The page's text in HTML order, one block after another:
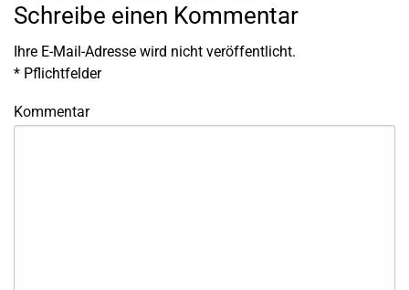
Schreibe einen Kommentar
Ihre E-Mail-Adresse wird nicht veröffentlicht.
* Pflichtfelder
Kommentar